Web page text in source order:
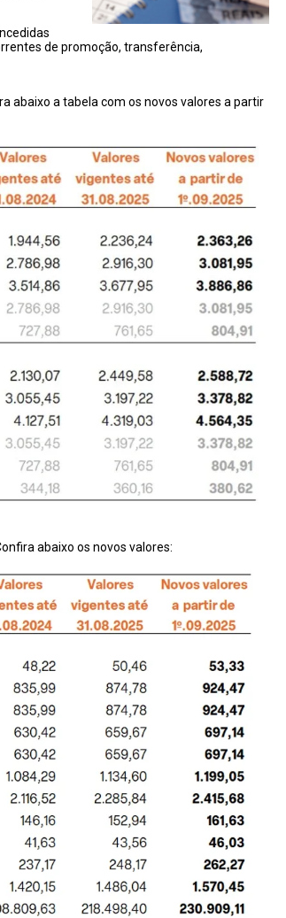
de promoção, transferência,
abaixo a tabela com os novos valores a partir
abaixo os novos valores: